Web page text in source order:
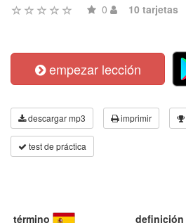
0 10 tarjetas
empezar lección
descargar mp3 imprimir
test de práctica
término definición